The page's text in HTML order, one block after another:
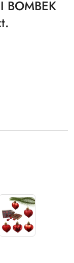
BOMBEK